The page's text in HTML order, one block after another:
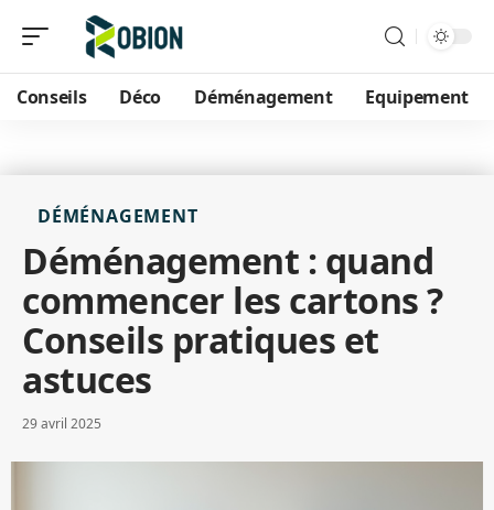
Conseils Déco Déménagement Equipement
DÉMÉNAGEMENT
Déménagement : quand
commencer les cartons ?
Conseils pratiques et
astuces
29 avril 2025